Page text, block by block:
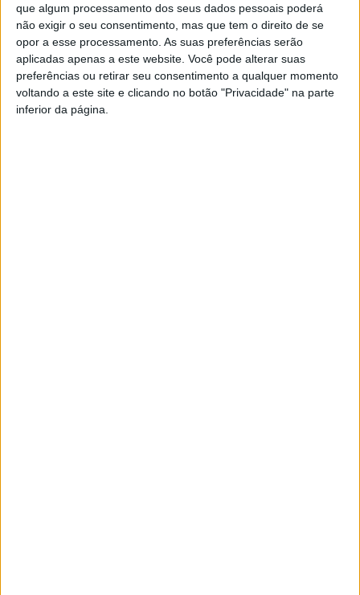
que algum processamento dos seus dados pessoais poderá
não exigir o seu consentimento, mas que tem o direito de se
opor a esse processamento. As suas preferências serão
aplicadas apenas a este website. Você pode alterar suas
preferências ou retirar seu consentimento a qualquer momento
voltando a este site e clicando no botão "Privacidade" na parte
inferior da página.
Azemeis.net
19 de Junho de 2022, 10:58